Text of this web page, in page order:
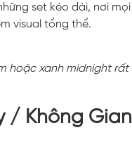
set kéo dài, nơi mọi
visual tổng thể.
hoặc xanh midnight rất
/ Không Gian